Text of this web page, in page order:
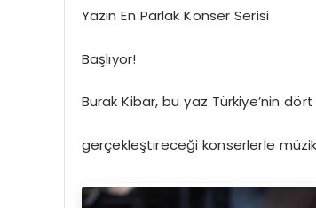
Yazın En Parlak Konser Serisi
Başlıyor!
Burak Kibar, bu yaz Türkiye’nin
gerçekleştireceği konserlerle